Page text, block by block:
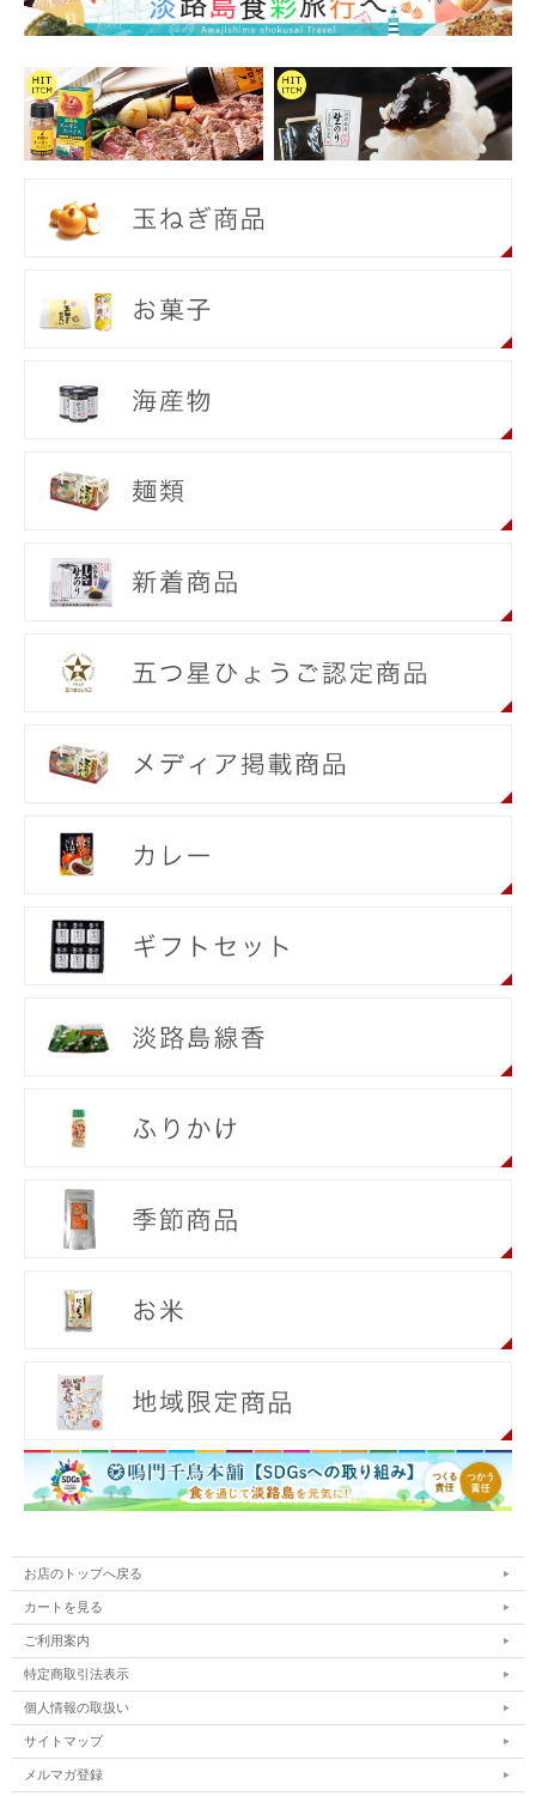
お店のトップへ戻る
カートを見る
ご利用案内
特定商取引法表示
個人情報の取扱い
サイトマップ
メルマガ登録